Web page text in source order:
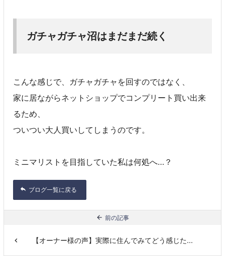
ガチャガチャ沼はまだまだ続く
こんな感じで、ガチャガチャを回すのではなく、
家に居ながらネットショップでコンプリート買い出来
るため、
ついつい大人買いしてしまうのです。
ミニマリストを目指していた私は何処へ…？
ブログ一覧に戻る
前の記事
【オーナー様の声】実際に住んでみてどう感じた...